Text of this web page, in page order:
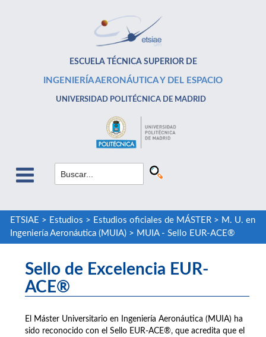
ESCUELA TÉCNICA SUPERIOR DE
INGENIERÍA AERONÁUTICA Y DEL ESPACIO
UNIVERSIDAD POLITÉCNICA DE MADRID
ETSIAE > Estudios > Estudios oficiales de MÁSTER> M. U. en
Ingeniería Aeronáutica (MUIA)> MUIA - Sello EUR-ACE®
Sello de Excelencia EUR-
ACE®
El Máster Universitario en Ingeniería Aeronáutica (MUIA) ha
sido reconocido con el Sello EUR-ACE®, que acredita que el